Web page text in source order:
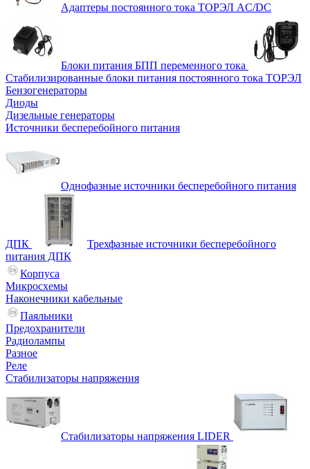
Адаптеры постоянного тока ТОРЭЛ AC/DC
Блоки питания БПП переменного тока
Стабилизированные блоки питания постоянного тока ТОРЭЛ
Бензогенераторы
Диоды
Дизельные генераторы
Источники бесперебойного питания
Однофазные источники бесперебойного питания
ДПК
Трехфазные источники бесперебойного
питания ДПК
Корпуса
Микросхемы
Наконечники кабельные
Паяльники
Предохранители
Радиолампы
Разное
Реле
Стабилизаторы напряжения
Стабилизаторы напряжения LIDER